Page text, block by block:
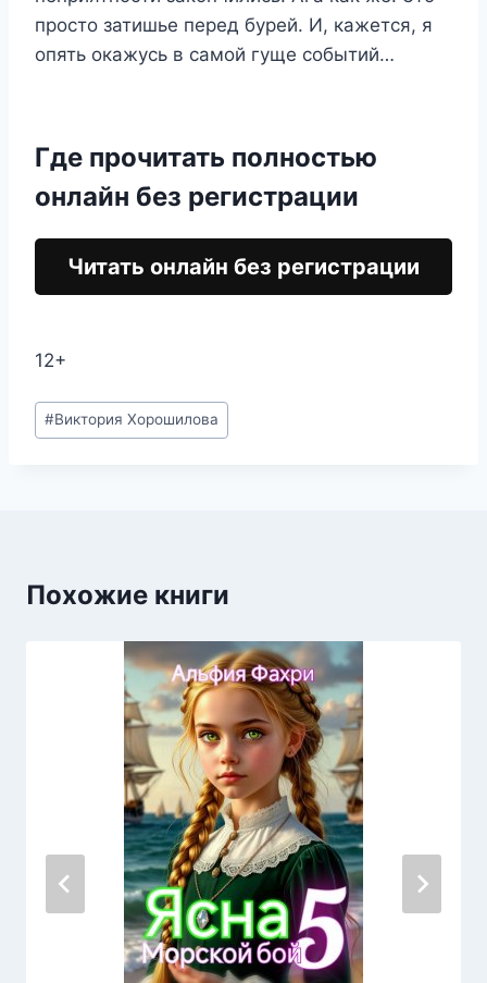
просто затишье перед бурей. И, кажется, я
опять окажусь в самой гуще событий…
Где прочитать полностью
онлайн без регистрации
Читать онлайн без регистрации
12+
Метки
записи:
#Виктория Хорошилова
Похожие книги